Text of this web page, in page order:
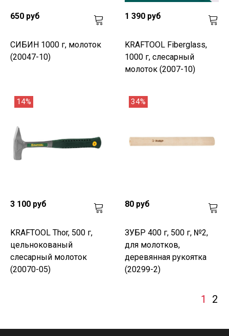
650 руб
СИБИН 1000 г, молоток
(20047-10)
1 390 руб
KRAFTOOL Fiberglass,
1000 г, слесарный
молоток (2007-10)
14%
3 100 руб
KRAFTOOL Thor, 500 г,
цельнокованый
слесарный молоток
(20070-05)
34%
80 руб
ЗУБР 400 г, 500 г, №2,
для молотков,
деревянная рукоятка
(20299-2)
1 2